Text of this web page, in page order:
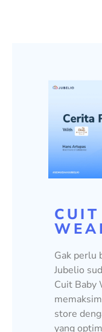
Jubelio
ini sudah
mulai
tertarik
nya. Dan
sangat
terutama
Dengan
Kintakun
Sangat
Jubelio.
Gak perlu
Jubelio
Cuit Baby
store
yang